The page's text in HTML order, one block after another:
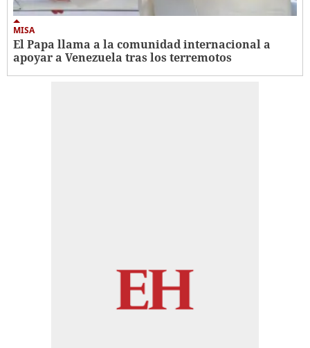
MISA
El Papa llama a la comunidad internacional a
apoyar a Venezuela tras los terremotos